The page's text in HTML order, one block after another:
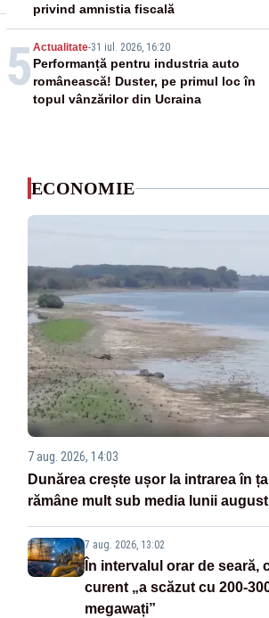
privind amnistia fiscală
5 Actualitate-31 iul. 2026, 16:20
Performanță pentru industria auto
românească! Duster, pe primul loc în
topul vânzărilor din Ucraina
ECONOMIE
7 aug. 2026, 14:03
Dunărea crește ușor la intrarea în
rămâne mult sub media lunii august
7 aug. 2026, 13:02
În intervalul orar de seară,
curent „a scăzut cu 200-
megawați”